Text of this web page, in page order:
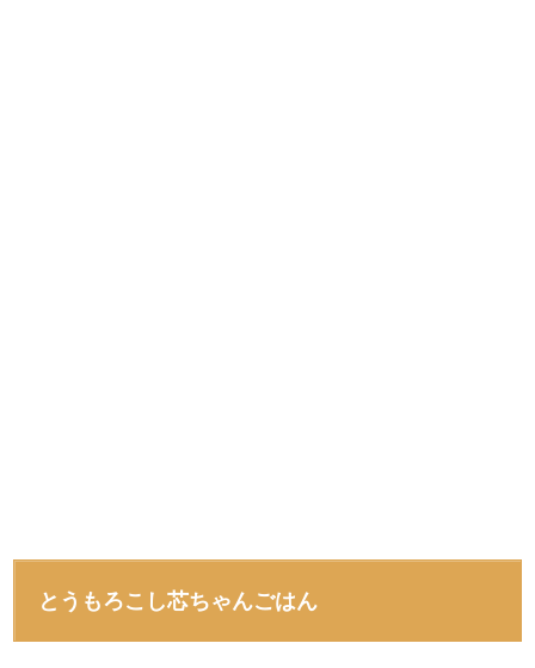
とうもろこし芯ちゃんごはん